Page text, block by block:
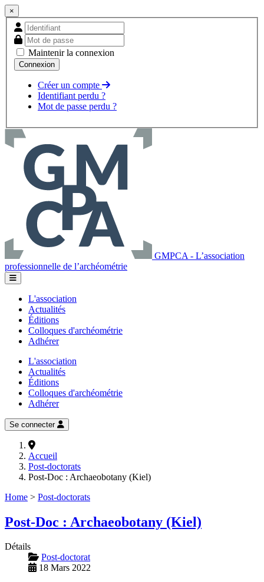
×
Maintenir la connexion
Créer un compte
Identifiant perdu ?
Mot de passe perdu ?
GMPCA - L’association
professionnelle de l’archéométrie
L'association
Actualités
Éditions
Colloques d'archéométrie
Adhérer
L'association
Actualités
Éditions
Colloques d'archéométrie
Adhérer
Se connecter
Accueil
Post-doctorats
Post-Doc : Archaeobotany (Kiel)
Home > Post-doctorats
Post-Doc : Archaeobotany (Kiel)
Détails
Post-doctorat
18 Mars 2022